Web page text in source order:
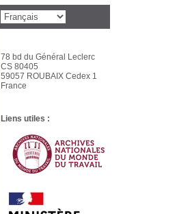
78 bd du Général Leclerc
CS 80405
59057 ROUBAIX Cedex 1
France
Liens utiles :